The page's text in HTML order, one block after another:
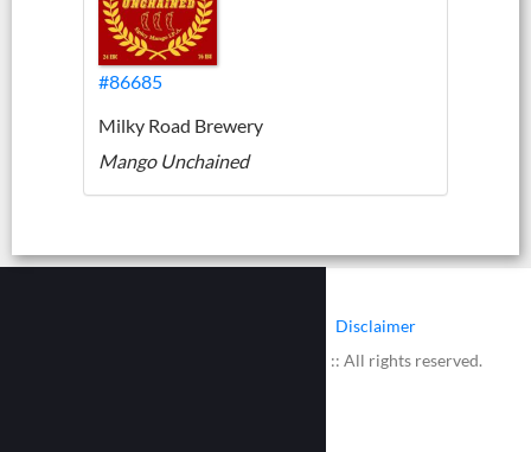
#86685
Milky Road Brewery
Mango Unchained
Disclaimer
© 2002 - 2026 :: www.bieretiketten.nl :: All rights reserved.